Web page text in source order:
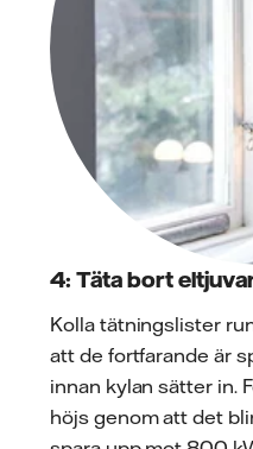
4: Täta bort
Kolla tätningslister
att de fortfarande är
innan kylan sätter in.
höjs genom att det